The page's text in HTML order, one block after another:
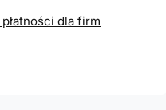
dla firm